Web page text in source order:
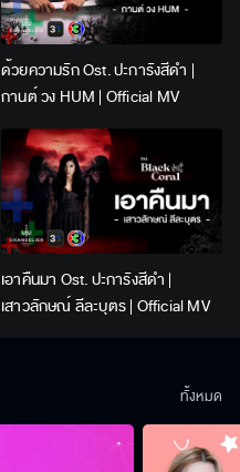
ด้วยความรัก Ost. ปะการังสีดำ |
กานต์ วง HUM | Official MV
เอาคืนมา Ost. ปะการังสีดำ |
เสาวลักษณ์ ลีละบุตร | Official MV
ทั้งหมด